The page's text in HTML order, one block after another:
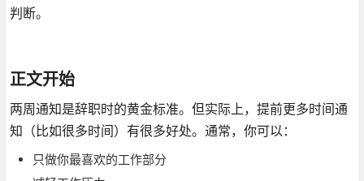
判断。
正文开始
两周通知是辞职时的黄金标准。但实际上，提前更多时间通
知（比如很多时间）有很多好处。通常，你可以：
只做你最喜欢的工作部分